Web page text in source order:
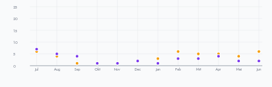
25
20
15
10
5
0
Jul Aug Sep Okt Nov Dec Jan Feb Mrt Apr Mei Jun